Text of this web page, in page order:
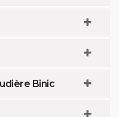
Binic